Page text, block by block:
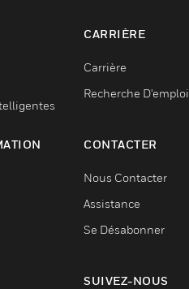
CARRIÈRE
Carrière
Recherche D'emploi
CONTACTER
Nous Contacter
Assistance
Se Désabonner
SUIVEZ-NOUS